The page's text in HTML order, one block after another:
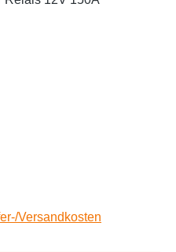
Versandkosten